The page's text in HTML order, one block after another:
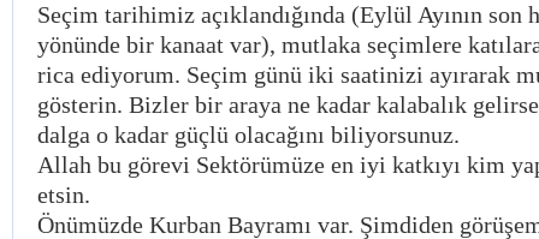
Seçim tarihimiz açıklandığında (Eylül Ayının son
yönünde bir kanaat var), mutlaka seçimlere
rica ediyorum. Seçim günü iki saatinizi ayırarak
gösterin. Bizler bir araya ne kadar kalabalık
dalga o kadar güçlü olacağını biliyorsunuz.
Allah bu görevi Sektörümüze en iyi katkıyı kim
etsin.
Önümüzde Kurban Bayramı var. Şimdiden